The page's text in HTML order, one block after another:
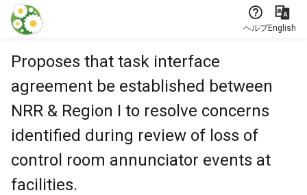
本文に飛ぶ
ヘルプEnglish
Proposes that task interface
agreement be established between
NRR & Region I to resolve concerns
identified during review of loss of
control room annunciator events at
facilities.